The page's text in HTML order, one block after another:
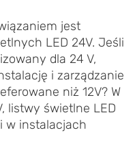
jest
LED 24V. Jeśli
dla 24 V,
i zarządzanie
niż 12V? W
listwy świetlne LED
w instalacjach